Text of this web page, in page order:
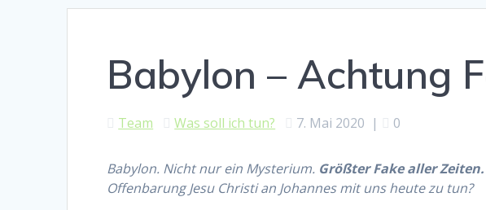
Babylon – Achtung
Team Was soll ich tun? 7. Mai 2020 | 0
Babylon. Nicht nur ein Mysterium. Größter Fake aller Zeiten.
Offenbarung Jesu Christi an Johannes mit uns heute zu tun?